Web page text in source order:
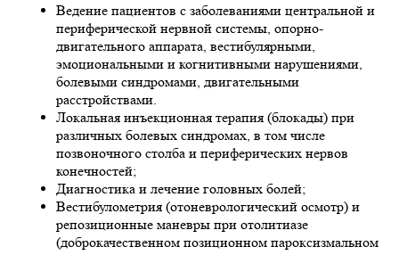
Ведение пациентов с заболеваниями центральной и
периферической нервной системы, опорно-
двигательного аппарата, вестибулярными,
эмоциональными и когнитивными нарушениями,
болевыми синдромами, двигательными
расстройствами.
Локальная инъекционная терапия (блокады) при
различных болевых синдромах, в том числе
позвоночного столба и периферических нервов
конечностей;
Диагностика и лечение головных болей;
Вестибулометрия (отоневрологический осмотр) и
репозиционные маневры при отолитиазе
(доброкачественном позиционном пароксизмальном